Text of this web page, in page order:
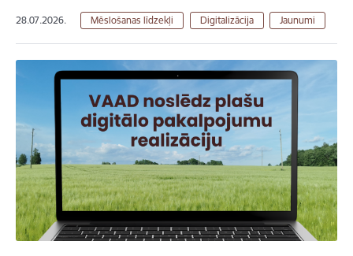
28.07.2026. Mēslošanas līdzekļi Digitalizācija Jaunumi